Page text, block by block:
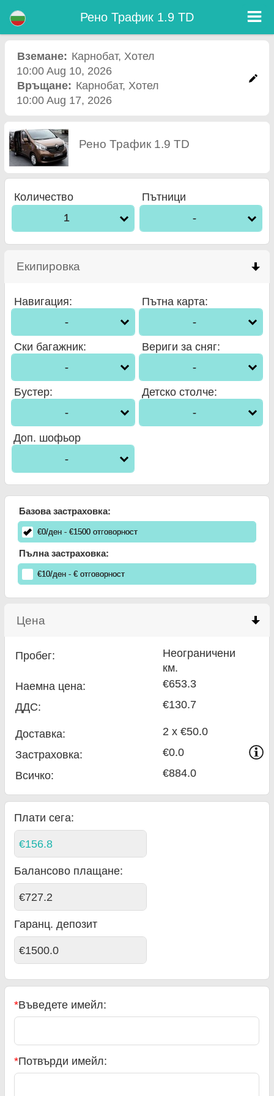
(без депозит), неограничен пробег, безплатни детски седалки, безплатни допълнителни шофьори, гарантирани ниски
цени за наем на коли.
Рено Трафик 1.9 TD
Вземане: Карнобат, Хотел
10:00 Aug 10, 2026
Връщане: Карнобат, Хотел
10:00 Aug 17, 2026
Рено Трафик 1.9 TD
Количество
1
Пътници
-
Екипировка
Навигация:
-
Пътна карта:
-
Ски багажник:
-
Вериги за сняг:
-
Бустер:
-
Детско столче:
-
Доп. шофьор
-
Базова застраховка:
€0/ден- €1500отговорност
Пълна застраховка:
€10/ден- €отговорност
Цена
Пробег:
Неограничени
км.
Наемна цена:
€653.3
ДДС:
€130.7
Доставка:
2 x €50.0
Застраховка:
€0.0
Всичко: €884.0
Плати сега:
€156.8
Балансово плащане:
€727.2
Гаранц. депозит
€1500.0
*Въведете имейл:
*Потвърди имейл: